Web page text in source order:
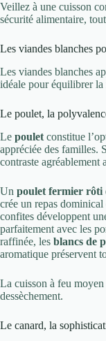
Veillez à une cuisson
sécurité alimentaire,
Les viandes blanches
Les viandes blanches
idéale pour équilibrer
Le poulet, la
Le poulet constitue
appréciée des familles.
contraste agréablement
Un poulet fermier rôti
crée un repas
confites développent
parfaitement avec les
raffinée, les blancs de
aromatique préservent
La cuisson à feu
dessèchement.
Le canard, la